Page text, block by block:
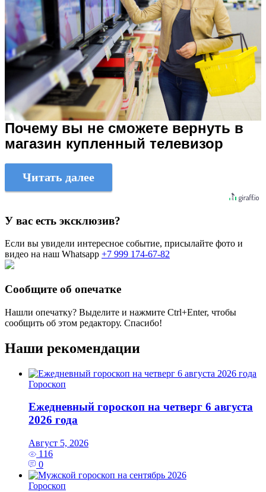
Почему вы не сможете вернуть в
магазин купленный телевизор
Читать далее
У вас есть эксклюзив?
Если вы увидели интересное событие, присылайте фото и
видео на наш Whatsapp +7 999 174-67-82
Сообщите об опечатке
Нашли опечатку? Выделите и нажмите Ctrl+Enter, чтобы
сообщить об этом редактору. Спасибо!
Наши рекомендации
Гороскоп
Ежедневный гороскоп на четверг 6 августа
2026 года
Август 5, 2026
116
0
Гороскоп